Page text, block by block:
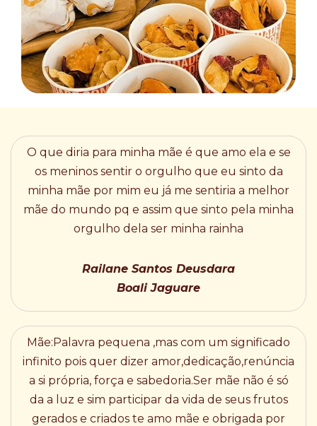
O que diria para minha mãe é que amo ela e se
os meninos sentir o orgulho que eu sinto da
minha mãe por mim eu já me sentiria a melhor
mãe do mundo pq e assim que sinto pela minha
orgulho dela ser minha rainha
Railane Santos Deusdara
Boali Jaguare
Mãe:Palavra pequena ,mas com um significado
infinito pois quer dizer amor,dedicação,renúncia
a si própria, força e sabedoria.Ser mãe não é só
da a luz e sim participar da vida de seus frutos
gerados e criados te amo mãe e obrigada por